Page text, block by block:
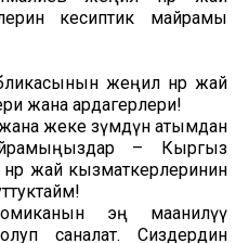
кесиптик майрамы
жеңил өнөр жай
жана ардагерлери!
жеке өзүмдүн атымдан
– Кыргыз
жай кызматкерлеринин
эң маанилүү
саналат. Сиздердин